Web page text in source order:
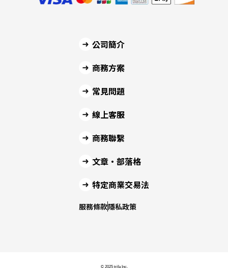
公司簡介
商務方案
常見問題
線上客服
商務聯繫
文章・部落格
特定商業交易法
服務條款隱私政策
© 2025 trifa Inc.